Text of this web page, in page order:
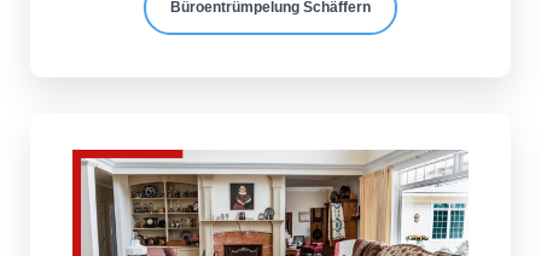
Büroentrümpelung Schäffern